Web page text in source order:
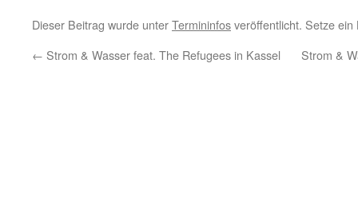
Dieser Beitrag wurde unterTermininfosveröffentlicht. Setze
← Strom & Wasser feat. The Refugees in Kassel Strom &